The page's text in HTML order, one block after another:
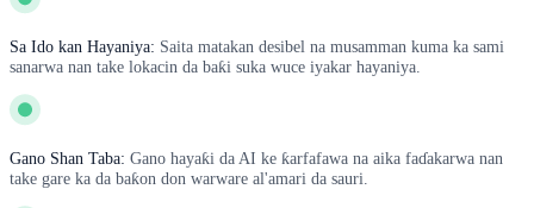
Sa Ido kan Hayaniya: Saita matakan desibel na musamman kuma ka sami
sanarwa nan take lokacin da baƙi suka wuce iyakar hayaniya.
Gano Shan Taba: Gano hayaƙi da AI ke ƙarfafawa na aika faɗakarwa nan
take gare ka da baƙon don warware al'amari da sauri.